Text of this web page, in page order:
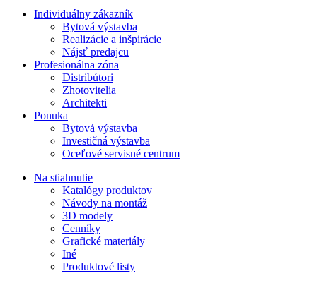
Individuálny zákazník
Bytová výstavba
Realizácie a inšpirácie
Nájsť predajcu
Profesionálna zóna
Distribútori
Zhotovitelia
Architekti
Ponuka
Bytová výstavba
Investičná výstavba
Oceľové servisné centrum
Na stiahnutie
Katalógy produktov
Návody na montáž
3D modely
Cenníky
Grafické materiály
Iné
Produktové listy